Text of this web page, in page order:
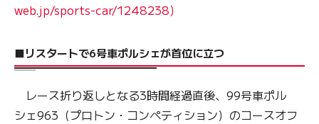
web.jp/sports-car/1248238）
■リスタートで6号車ポルシェが首位に立つ
レース折り返しとなる3時間経過直後、99号車ポル
シェ963（プロトン・コンペティション）のコースオフ